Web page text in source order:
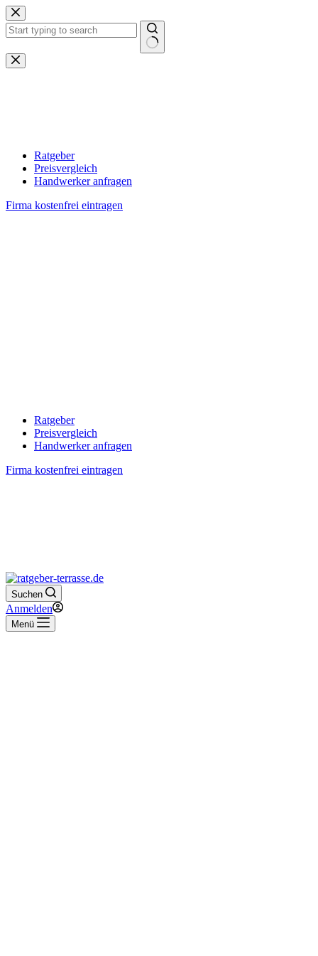
Zum
Inhalt
springen
Keine
Ergebnisse
Ratgeber
Preisvergleich
Handwerker anfragen
Firma kostenfrei eintragen
Ratgeber
Preisvergleich
Handwerker anfragen
Firma kostenfrei eintragen
Suchen
Anmelden
Menü